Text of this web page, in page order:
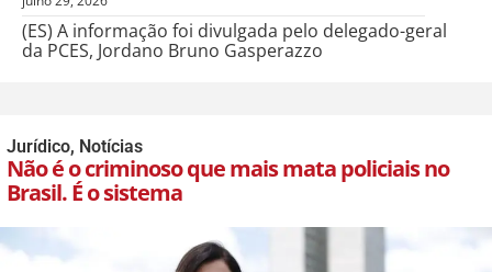
(ES) A informação foi divulgada pelo delegado-geral
da PCES, Jordano Bruno Gasperazzo
Jurídico, Notícias
Não é o criminoso que mais mata policiais no
Brasil. É o sistema